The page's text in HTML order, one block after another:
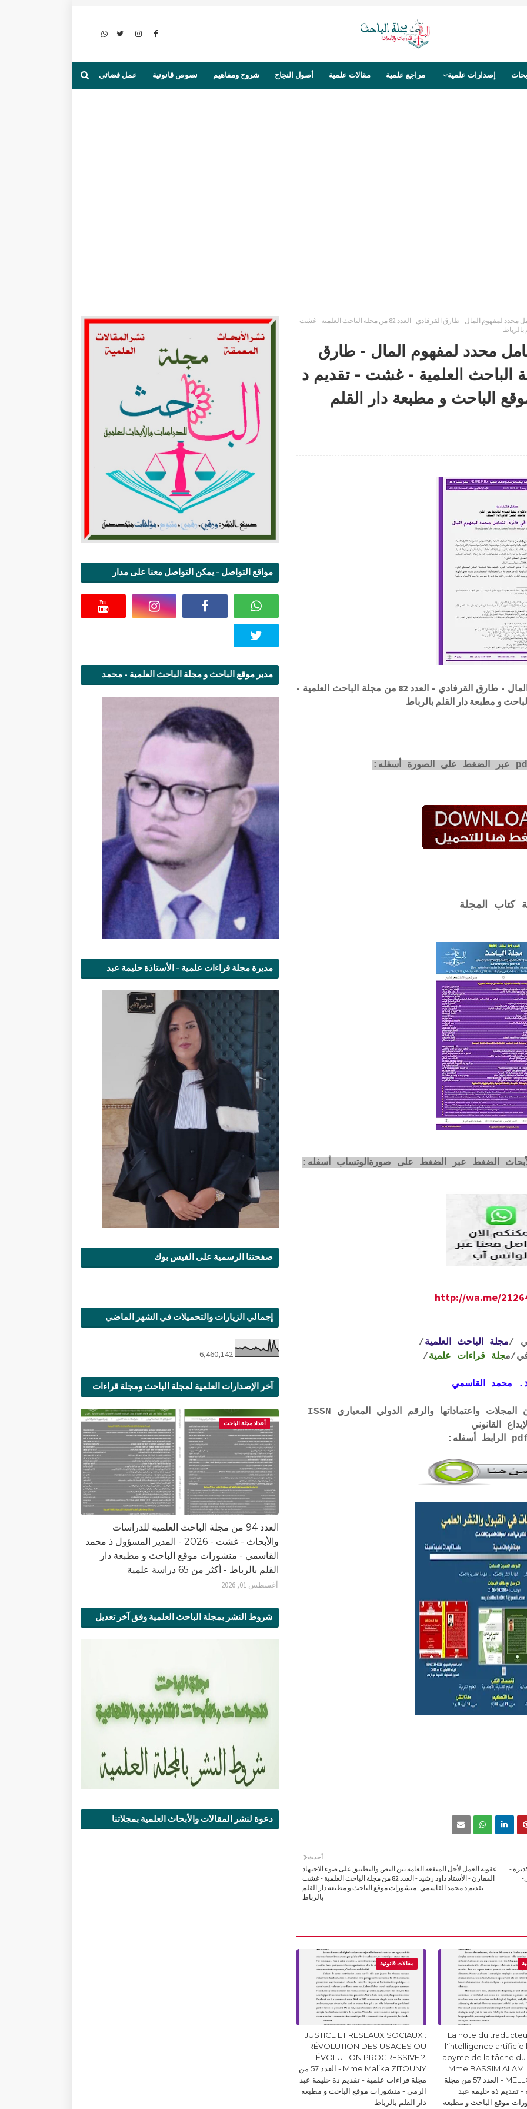
إصدارات علمية مراجع علمية مقالات علمية أصول النجاح شروح ومفاهيم نصوص قانونية عمل قضائي
الشيء الداخل في دائرة التعامل محدد لمفهوم المال - طارق القرفادي - العدد 82 من مجلة الباحث العلمية - غشت
محدد لمفهوم المال - طارق
82 من مجلة الباحث العلمية - غشت - تقديم د
الباحث و مطبعة دار القلم
الشيء الداخل في دائرة التعامل محدد لمفهوم المال - طارق القرفادي - العدد 82 من مجلة الباحث العلمية -
و مطبعة دار القلم بالرباط
كتاب المجلة
الضغط عبر الضغط على صورةالوتساب أسفله:
http://wa.me/
/مجلة الباحث العلمية/
/مجلة قراءات علمية/
محمد القاسمي
لتحميل لائحة الشروط والتعرف على لجان المجلات واعتماداتها والرقم الدولي المعياري ISSN
القانوني
أحدث
عقوبة العمل لأجل المنفعة العامة بين النص والتطبيق على ضوء الاجتهاد
المقارن - الأستاذ داود رشيد - العدد 82 من مجلة الباحث العلمية - غشت
- تقديم د محمد القاسمي- منشورات موقع الباحث و مطبعة دار القلم
بالرباط
عبدالحميد اكديرة -
La note du
l'intelligence
abyme de la tâche
Mme BASSIM
MELLOUKI Ismail - العدد 57 من مجلة
- تقديم ذة حليمة عبد
موقع الباحث و مطبعة
مقالات قانونية
JUSTICE ET RESEAUX SOCIAUX :
RÉVOLUTION DES USAGES OU
ÉVOLUTION PROGRESSIVE ?.
Mme Malika ZITOUNY - العدد 57 من
مجلة قراءات علمية - تقديم ذة حليمة عبد
الرمى - منشورات موقع الباحث و مطبعة
دار القلم بالرباط
مواقع التواصل - يمكن التواصل معنا على مدار
مدير موقع الباحث و مجلة الباحث العلمية - محمد
مديرة مجلة قراءات علمية - الأستاذة حليمة عبد
صفحتنا الرسمية على الفيس بوك
إجمالي الزيارات والتحميلات في الشهر الماضي
6,460,142
آخر الإصدارات العلمية لمجلة الباحث ومجلة قراءات
أعداد مجلة الباحث
العدد 94 من مجلة الباحث العلمية للدراسات
والأبحاث - غشت - 2026 - المدير المسؤول ذ محمد
القاسمي - منشورات موقع الباحث و مطبعة دار
القلم بالرباط - أكثر من 65 دراسة علمية
أغسطس 01, 2026
شروط النشر بمجلة الباحث العلمية وفق آخر تعديل
دعوة لنشر المقالات والأبحاث العلمية بمجلاتنا